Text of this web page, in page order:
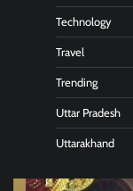
Technology
Travel
Trending
Uttar Pradesh
Uttarakhand